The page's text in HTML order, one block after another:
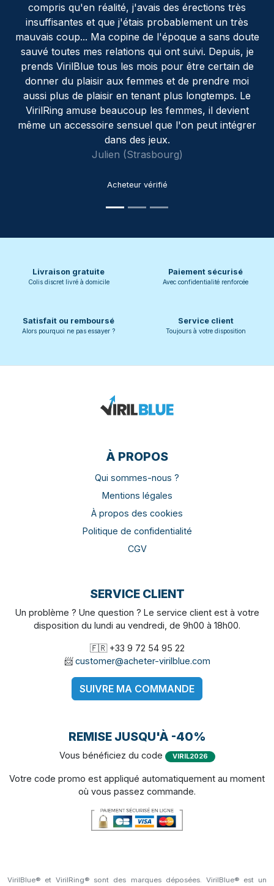
qu'en réalité, j'avais des érections très
et que j'étais probablement un très
Ma copine de l'époque a sans doute
mes relations qui ont suivi. Depuis, je
tous les mois pour être certain de
plaisir aux femmes et de prendre moi
de plaisir en tenant plus longtemps. Le
amuse beaucoup les femmes, il devient
accessoire sensuel que l'on peut intégrer
dans des jeux.
Julien (Strasbourg)
Acheteur vérifié
qu'avec un
peur
ailleurs, cela
un ami qui
problème
Livraison gratuite
Colis discret livré à domicile
Paiement sécurisé
Avec confidentialité renforcée
Satisfait ou remboursé
Alors pourquoi ne pas essayer ?
Service client
Toujours à votre disposition
À PROPOS
Qui sommes-nous ?
Mentions légales
À propos des cookies
Politique de confidentialité
CGV
SERVICE CLIENT
Un problème ? Une question ? Le service client est à votre
disposition du lundi au vendredi, de 9h00 à 18h00.
🇫🇷 +33 9 72 54 95 22
📨customer@acheter-virilblue.com
SUIVRE MA COMMANDE
REMISE JUSQU'À -40%
Vous bénéficiez du code VIRIL2026
Votre code promo est appliqué automatiquement au moment
où vous passez commande.
VirilBlue® et VirilRing® sont des marques déposées. VirilBlue® est un